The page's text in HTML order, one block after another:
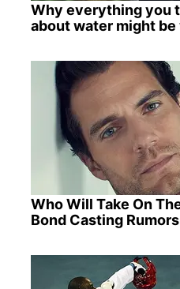
Why everything you
about water might be
Who Will Take On
Bond Casting Rumors